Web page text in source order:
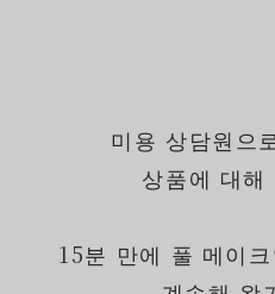
미용 상담원으
상품에 대해
15분 만에 풀 메이